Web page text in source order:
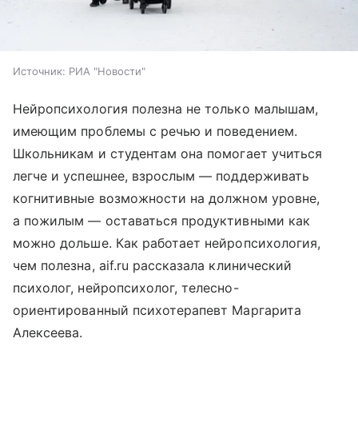
Источник: РИА "Новости"
Нейропсихология полезна не только малышам,
имеющим проблемы с речью и поведением.
Школьникам и студентам она помогает учиться
легче и успешнее, взрослым — поддерживать
когнитивные возможности на должном уровне,
а пожилым — оставаться продуктивными как
можно дольше. Как работает нейропсихология,
чем полезна, aif.ru рассказала клинический
психолог, нейропсихолог, телесно-
ориентированный психотерапевт Маргарита
Алексеева.